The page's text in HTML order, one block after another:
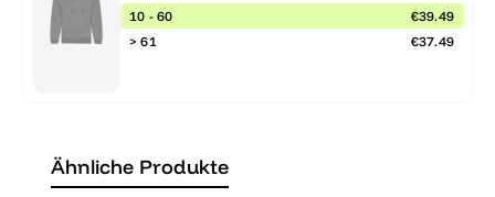
10 - 60
€39.49
> 61
€37.49
Ähnliche Produkte